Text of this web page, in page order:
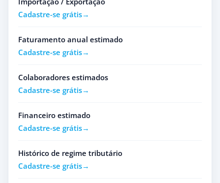
Cadastre-se grátis
Faturamento anual estimado
Cadastre-se grátis
Colaboradores estimados
Cadastre-se grátis
Financeiro estimado
Cadastre-se grátis
Histórico de regime tributário
Cadastre-se grátis